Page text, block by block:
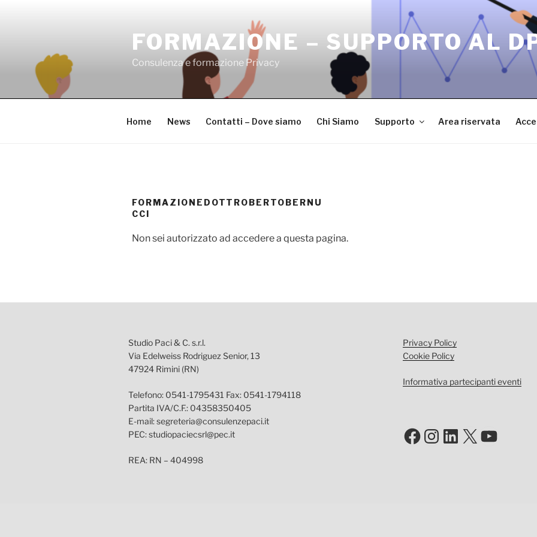
FORMAZIONE – SUPPORTO AL
Consulenza e formazione Privacy
Home News Contatti – Dove siamo Chi Siamo Supporto Area riservata
FORMAZIONEDOTTROBERTOBERNU
CCI
Non sei autorizzato ad accedere a questa pagina.
Studio Paci & C. s.r.l.
Via Edelweiss Rodriguez Senior, 13
47924 Rimini (RN)
Telefono: 0541-1795431 Fax: 0541-1794118
Partita IVA/C.F.: 04358350405
E-mail: segreteria@consulenzepaci.it
PEC: studiopaciecsrl@pec.it
REA: RN – 404998
Privacy Policy
Cookie Policy
Informativa partecipanti eventi
Facebook
Instagram
LinkedIn
X